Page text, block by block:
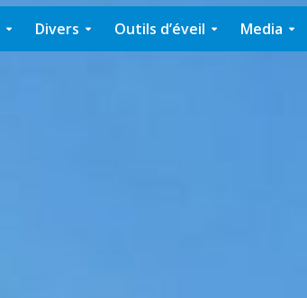
Divers Outils d’éveil Media